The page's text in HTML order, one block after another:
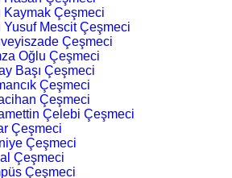
Kaymak Çeşmeci
Yusuf Mescit Çeşmeci
Çeşmeci
Oğlu Çeşmeci
Başı Çeşmeci
Çeşmeci
Çeşmeci
Çelebi Çeşmeci
Çeşmeci
Çeşmeci
Çeşmeci
Çeşmeci